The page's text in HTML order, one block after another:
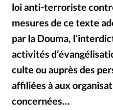
Se connecter
RUBRIQUES
Toute l'actualité Bible
Eglises
Histoire Laicité
Mission
Monde People
Société
loi anti-terroriste
mesures de ce texte
par la Douma,
activités
culte ou auprès des
affiliées à aux
concernées…